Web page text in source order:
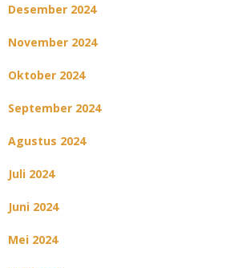
Desember 2024
November 2024
Oktober 2024
September 2024
Agustus 2024
Juli 2024
Juni 2024
Mei 2024